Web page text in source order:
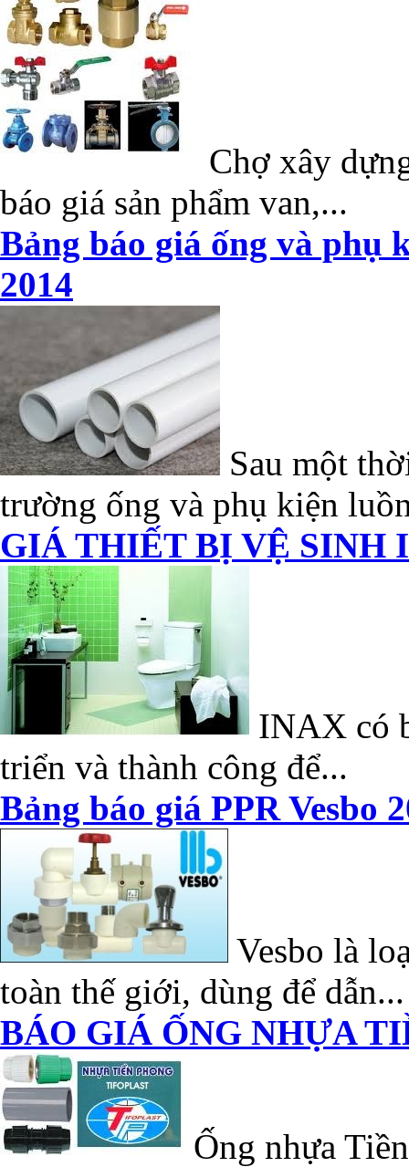
Chợ xây
báo giá sản phẩm van,...
Bảng báo giá ống và phụ
2014
Sau một
trường ống và phụ kiện
GIÁ THIẾT BỊ VỆ SINH
INAX có
triển và thành công để...
Bảng báo giá PPR Vesbo
Vesbo là
toàn thế giới, dùng để dẫn...
BÁO GIÁ ỐNG NHỰA
Ống nhựa